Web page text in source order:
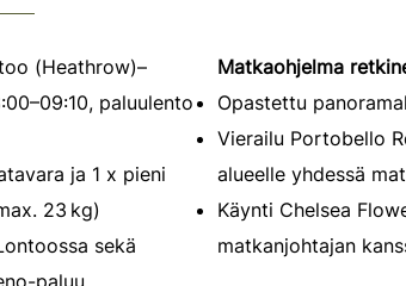
(Heathrow)–
paluulento
ja 1 x pieni
23 kg)
sekä
paluu
Matkaohjelma
Opastettu
Vierailu Portobello
alueelle yhdessä
Käynti Chelsea
matkanjohtajan